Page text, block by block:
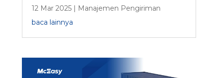
12 Mar 2025| Manajemen Pengiriman
baca lainnya